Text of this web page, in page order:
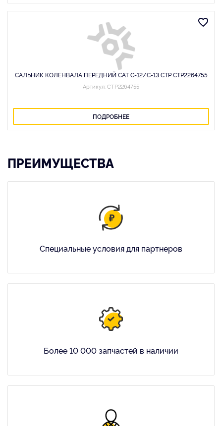
САЛЬНИК КОЛЕНВАЛА ПЕРЕДНИЙ CAT C-12/C-13 CTP CTP2264755
Артикул: CTP2264755
ПОДРОБНЕЕ
ПРЕИМУЩЕСТВА
Специальные условия для партнеров
Более 10 000 запчастей в наличии